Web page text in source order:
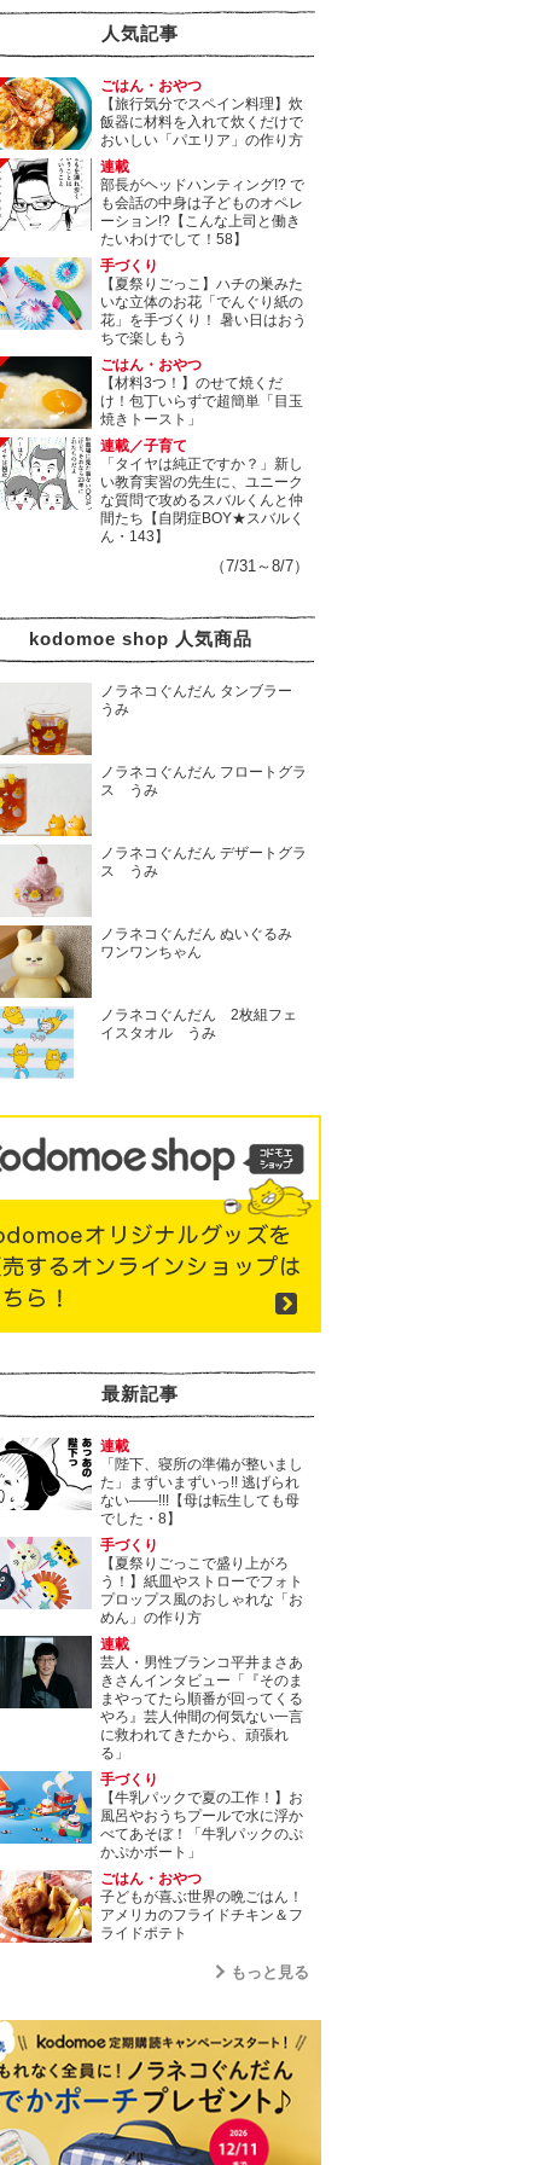
人気記事
ごはん・おやつ
【旅行気分でスペイン料理】炊
飯器に材料を入れて炊くだけで
おいしい「パエリア」の作り方
連載
部長がヘッドハンティング!? で
も会話の中身は子どものオペレ
ーション!?【こんな上司と働き
たいわけでして！58】
手づくり
【夏祭りごっこ】ハチの巣みた
いな立体のお花「でんぐり紙の
花」を手づくり！ 暑い日はおう
ちで楽しもう
ごはん・おやつ
【材料3つ！】のせて焼くだ
け！包丁いらずで超簡単「目玉
焼きトースト」
連載／子育て
「タイヤは純正ですか？」新し
い教育実習の先生に、ユニーク
な質問で攻めるスバルくんと仲
間たち【自閉症BOY★スバルく
ん・143】
（7/31～8/7）
kodomoe shop 人気商品
ノラネコぐんだん タンブラー
うみ
ノラネコぐんだん フロートグラ
ス うみ
ノラネコぐんだん デザートグラ
ス うみ
ノラネコぐんだん ぬいぐるみ
ワンワンちゃん
ノラネコぐんだん 2枚組フェ
イスタオル うみ
最新記事
連載
「陛下、寝所の準備が整いまし
た」まずいまずいっ!! 逃げられ
ない――!!!【母は転生しても母
でした・8】
手づくり
【夏祭りごっこで盛り上がろ
う！】紙皿やストローでフォト
プロップス風のおしゃれな「お
めん」の作り方
連載
芸人・男性ブランコ平井まさあ
きさんインタビュー「『そのま
まやってたら順番が回ってくる
やろ』芸人仲間の何気ない一言
に救われてきたから、頑張れ
る」
手づくり
【牛乳パックで夏の工作！】お
風呂やおうちプールで水に浮か
べてあそぼ！「牛乳パックのぷ
かぷかボート」
ごはん・おやつ
子どもが喜ぶ世界の晩ごはん！
アメリカのフライドチキン＆フ
ライドポテト
もっと見る